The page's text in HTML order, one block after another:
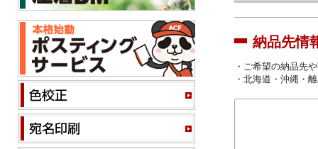
納品先情
・ご希望の納品先
・北海道・沖縄・